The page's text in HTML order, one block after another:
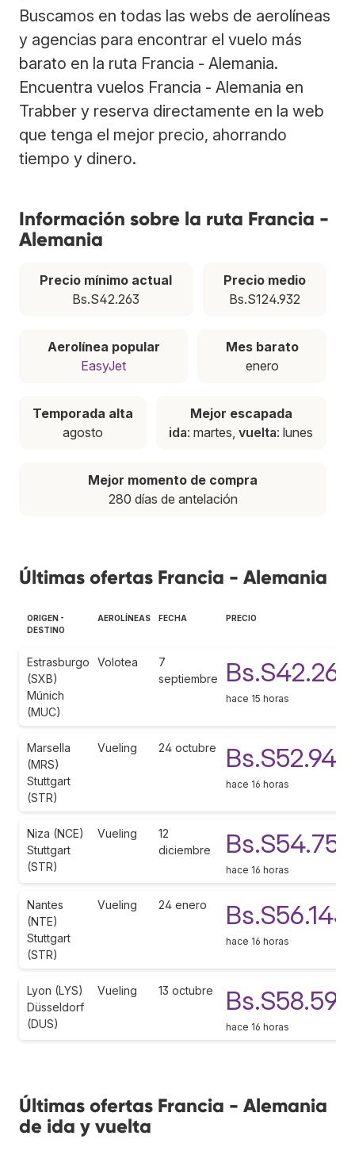
Buscamos en todas las webs de aerolíneas
y agencias para encontrar el vuelo más
barato en la ruta Francia - Alemania.
Encuentra vuelos Francia - Alemania en
Trabber y reserva directamente en la web
que tenga el mejor precio, ahorrando
tiempo y dinero.
Información sobre la ruta Francia -
Alemania
Precio mínimo actual
Bs.S42.263
Precio medio
Bs.S124.932
Aerolínea popular
EasyJet
Mes barato
enero
Temporada alta
agosto
Mejor escapada
ida: martes,vuelta: lunes
Mejor momento de compra
280 días de antelación
Últimas ofertas Francia - Alemania
ORIGEN -
DESTINO
AEROLÍNEAS FECHA PRECIO
Estrasburgo
(SXB)
Múnich
(MUC)
Volotea
7
septiembre
Bs.S42.263
hace 15 horas
Marsella
(MRS)
Stuttgart
(STR)
Vueling 24 octubre Bs.S52.944
hace 16 horas
Niza (NCE)
Stuttgart
(STR)
Vueling
12
diciembre
Bs.S54.755
hace 16 horas
Nantes
(NTE)
Stuttgart
(STR)
Vueling 24 enero Bs.S56.143
hace 16 horas
Lyon (LYS)
Düsseldorf
(DUS)
Vueling 13 octubre Bs.S58.593
hace 16 horas
Últimas ofertas Francia - Alemania
de ida y vuelta